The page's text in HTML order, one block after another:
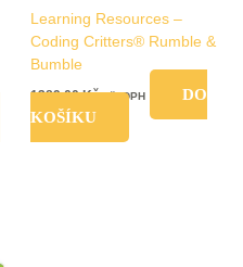
Learning Resources –
Coding Critters® Rumble &
Bumble
1389,00Kč vč. DPH
DO
KOŠÍKU